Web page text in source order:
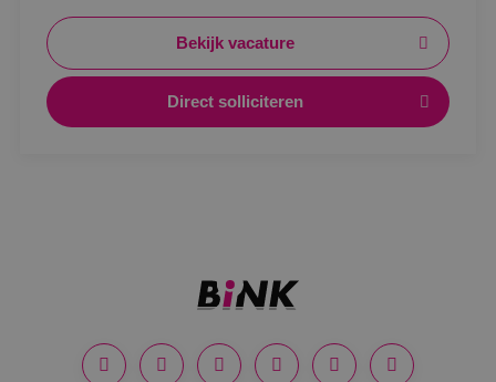
gebouw is anders en uitdagend.
Bekijk vacature
Direct solliciteren